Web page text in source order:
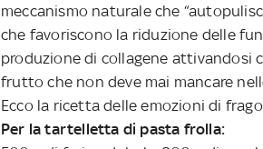
meccanismo naturale che
che favoriscono la riduzione delle
produzione di collagene attivandosi
frutto che non deve mai mancare
Ecco la ricetta delle emozioni di
Per la tartelletta di pasta frolla: